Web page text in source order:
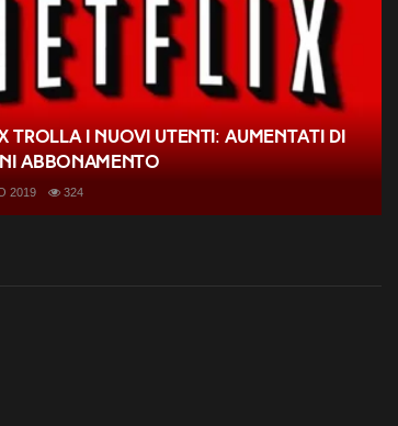
trolla i nuovi utenti: aumentati di
abbonamento
2019 324